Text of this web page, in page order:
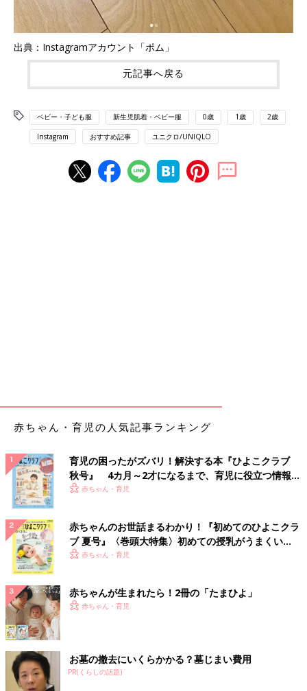
出典：Instagramアカウント「ポム」
元記事へ戻る
ベビー・子ども服 新生児肌着・ベビー服 0歳 1歳 2歳
Instagram おすすめ記事 ユニクロ/UNIQLO
赤ちゃん・育児の人気記事ランキング
育児の困ったがズバリ！解決する本『ひよこクラブ
秋号』 4カ月～2才になるまで、育児に役立つ情報が
いっぱい！
赤ちゃん・育児
赤ちゃんのお世話まるわかり！『初めてのひよこクラ
ブ 夏号』〈巻頭大特集〉初めての授乳がうまくい
く！ おっぱい・ミルクの基本と夏のトラブル 解決テ
赤ちゃん・育児
赤ちゃんが生まれたら！2冊の「たまひよ」
赤ちゃん・育児
お墓の撤去にいくらかかる？墓じまい費用
PR(くらしの話題)